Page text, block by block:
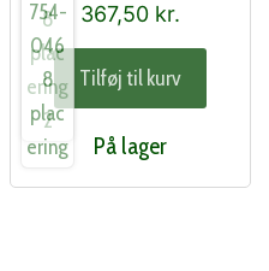
367,50 kr.
Tilføj til kurv
På lager